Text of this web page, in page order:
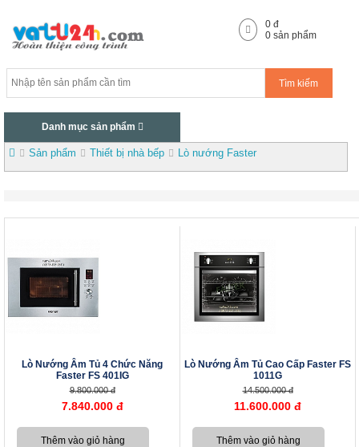
Tìm kiếm
0 đ
0 sản phẩm
Danh mục sản phẩm
Sản phẩm Thiết bị nhà bếp Lò nướng Faster
Lò Nướng Âm Tủ 4 Chức Năng
Faster FS 401IG
9.800.000 đ
7.840.000 đ
Lò Nướng Âm Tủ Cao Cấp Faster FS
1011G
14.500.000 đ
11.600.000 đ